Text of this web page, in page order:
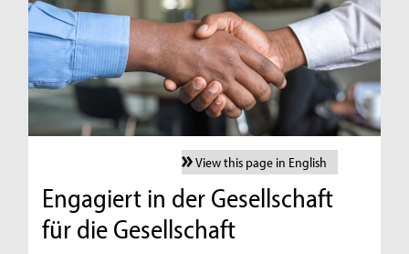
View this page in English
Engagiert in der Gesellschaft
für die Gesellschaft